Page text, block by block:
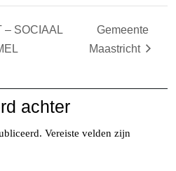
– SOCIAAL
Gemeente
Maastricht
achter
Vereiste velden zijn